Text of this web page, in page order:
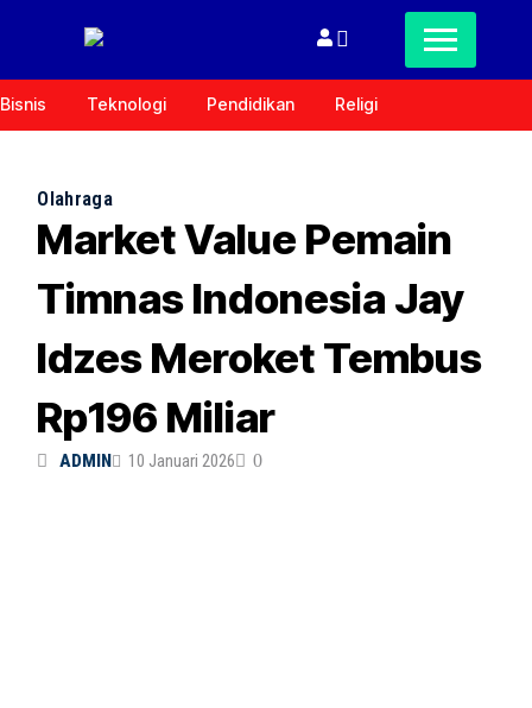
Bisnis Teknologi Pendidikan Religi
Olahraga
Market Value Pemain
Timnas Indonesia Jay
Idzes Meroket Tembus
Rp196 Miliar
ADMIN 10 Januari 2026 0